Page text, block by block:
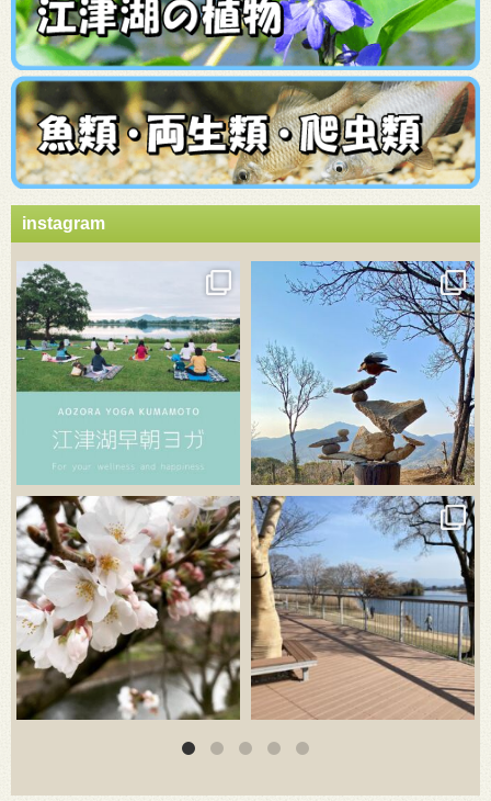
instagram
3月 20
3月 18
3月 18